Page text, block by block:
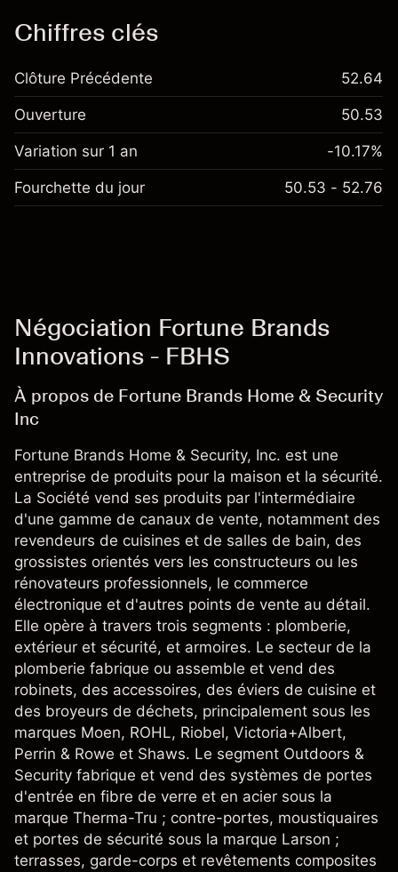
Chiffres clés
Clôture Précédente 52.64
Ouverture 50.53
Variation sur 1 an -10.17%
Fourchette du jour 50.53 - 52.76
Négociation Fortune Brands
Innovations - FBHS
À propos de Fortune Brands Home & Security
Inc
Fortune Brands Home & Security, Inc. est une
entreprise de produits pour la maison et la sécurité.
La Société vend ses produits par l'intermédiaire
d'une gamme de canaux de vente, notamment des
revendeurs de cuisines et de salles de bain, des
grossistes orientés vers les constructeurs ou les
rénovateurs professionnels, le commerce
électronique et d'autres points de vente au détail.
Elle opère à travers trois segments : plomberie,
extérieur et sécurité, et armoires. Le secteur de la
plomberie fabrique ou assemble et vend des
robinets, des accessoires, des éviers de cuisine et
des broyeurs de déchets, principalement sous les
marques Moen, ROHL, Riobel, Victoria+Albert,
Perrin & Rowe et Shaws. Le segment Outdoors &
Security fabrique et vend des systèmes de portes
d'entrée en fibre de verre et en acier sous la
marque Therma-Tru ; contre-portes, moustiquaires
et portes de sécurité sous la marque Larson ;
terrasses, garde-corps et revêtements composites